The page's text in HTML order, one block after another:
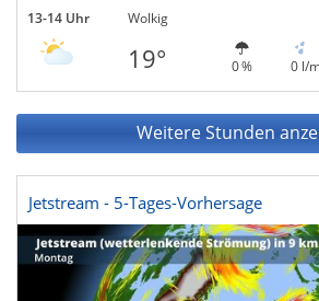
13-14 Uhr Wolkig
19° 0 % 0 l/
Weitere Stunden
Jetstream - 5-Tages-Vorhersage